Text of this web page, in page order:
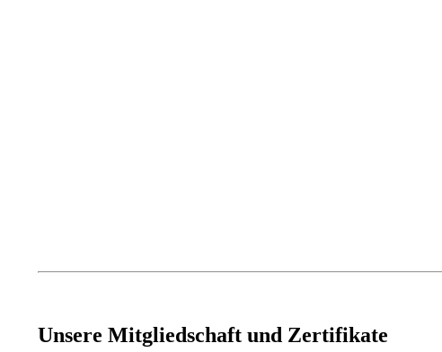
Unsere Mitgliedschaft und Zertifikate